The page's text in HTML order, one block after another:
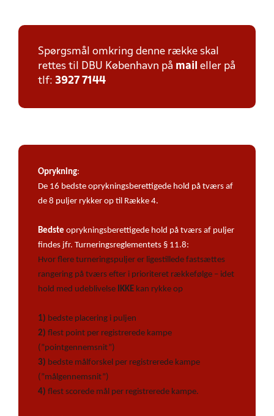
Spørgsmål omkring denne række skal
rettes til DBU København på mail eller på
tlf: 3927 7144
Oprykning:
De 16 bedste oprykningsberettigede hold på tværs af
de 8 puljer rykker op til Række 4.
Bedste oprykningsberettigede hold på tværs af puljer
findes jfr. Turneringsreglementets § 11.8:
Hvor flere turneringspuljer er ligestillede fastsættes
rangering på tværs efter i prioriteret rækkefølge – idet
hold med udeblivelse IKKE kan rykke op
1) bedste placering i puljen
2) flest point per registrerede kampe
(”pointgennemsnit”)
3) bedste målforskel per registrerede kampe
(”målgennemsnit”)
4) flest scorede mål per registrerede kampe.